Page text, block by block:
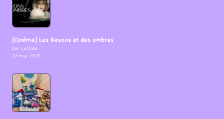
[Cinéma] Les Rayons et des ombres
par LuCioLe
27 mai 2026